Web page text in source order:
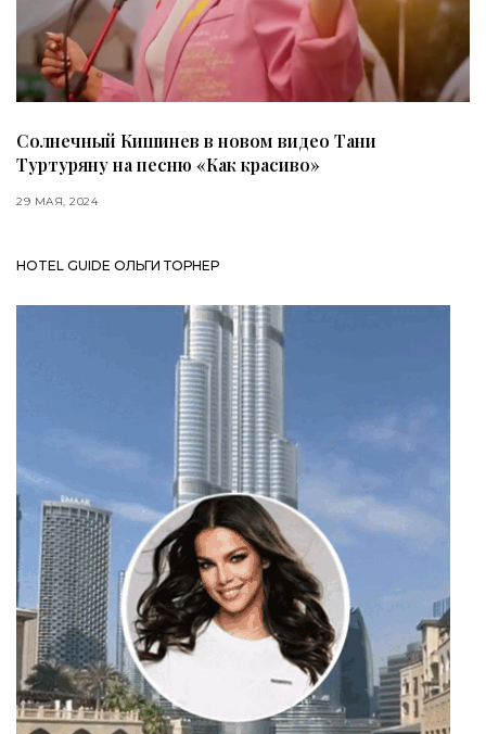
Солнечный Кишинев в новом видео Тани
Туртуряну на песню «Как красиво»
29 МАЯ, 2024
HOTEL GUIDE ОЛЬГИ ТОРНЕР